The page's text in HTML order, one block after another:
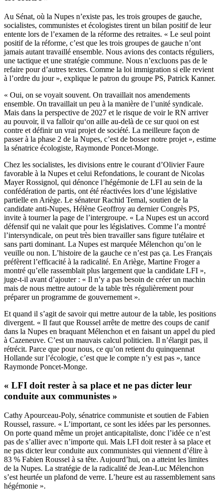
Au Sénat, où la Nupes n’existe pas, les trois groupes de gauche,
socialistes, communistes et écologistes tirent un bilan positif de leur
entente lors de l’examen de la réforme des retraites. « Le seul point
positif de la réforme, c’est que les trois groupes de gauche n’ont
jamais autant travaillé ensemble. Nous avions des contacts réguliers,
une tactique et une stratégie commune. Nous n’excluons pas de le
refaire pour d’autres textes. Comme la loi immigration si elle revient
à l’ordre du jour », explique le patron du groupe PS, Patrick Kanner.
« Oui, on se voyait souvent. On travaillait nos amendements
ensemble. On travaillait un peu à la manière de l’unité syndicale.
Mais dans la perspective de 2027 et le risque de voir le RN arriver
au pouvoir, il va falloir qu‘on aille au-delà de ce sur quoi on est
contre et définir un vrai projet de société. La meilleure façon de
passer à la phase 2 de la Nupes, c’est de bosser notre projet », estime
la sénatrice écologiste, Raymonde Poncet-Monge.
Chez les socialistes, les divisions entre le courant d’Olivier Faure
favorable à la Nupes et celui Refondations, le courant de Nicolas
Mayer Rossignol, qui dénonce l’hégémonie de LFI au sein de la
confédération de partis, ont été réactivées lors d’une législative
partielle en Ariège. Le sénateur Rachid Temal, soutien de la
candidate anti-Nupes, Hélène Geoffroy au dernier Congrès PS,
invite à tourner la page de l’intergroupe. « La Nupes est un accord
défensif qui ne valait que pour les législatives. Comme l’a montré
l’intersyndicale, on peut très bien travailler sans figure tutélaire et
sans parti dominant. La Nupes est marquée Mélenchon qu’on le
veuille ou non. L’histoire de la gauche ce n’est pas ça. Les Français
préfèrent l’efficacité à la radicalité. En Ariège, Martine Froger a
montré qu’elle rassemblait plus largement que la candidate LFI »,
juge-t-il avant d’ajouter : « Il n’y a pas besoin de créer un machin
mais de nous mettre autour de la table très régulièrement pour
préparer un programme de gouvernement ».
Et quand il s’agit de savoir qui mettre autour de la table, les positions
divergent. « Il faut que Roussel arrête de mettre des coups de canif
dans la Nupes en braquant Mélenchon et en faisant un appel du pied
à Cazeneuve. C’est un mauvais calcul politicien. Il n’élargit pas, il
rétrécit. Parce que pour nous, ce qu’on retient du quinquennat
Hollande sur l’écologie, c’est que le compte n’y est pas », tance
Raymonde Poncet-Monge.
« LFI doit rester à sa place et ne pas dicter leur
conduite aux communistes »
Cathy Apourceau-Poly, sénatrice communiste et soutien de Fabien
Roussel, rassure. « L’important, ce sont les idées par les personnes.
On porte quand même un projet anticapitaliste, donc l’idée ce n’est
pas de s’allier avec n’importe qui. Mais LFI doit rester à sa place et
ne pas dicter leur conduite aux communistes qui viennent d’élire à
83 % Fabien Roussel à sa tête. Aujourd’hui, on a atteint les limites
de la Nupes. La stratégie de la radicalité de Jean-Luc Mélenchon
s’est heurtée un plafond de verre. L’heure est au rassemblement sans
hégémonie ».